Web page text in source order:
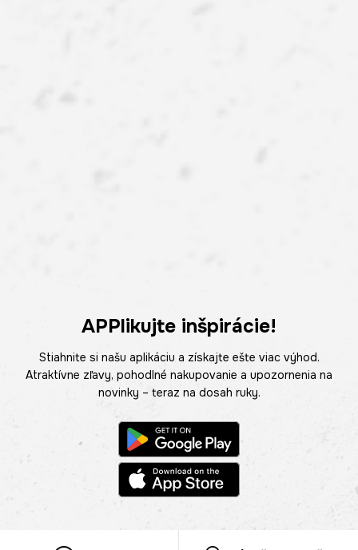
APPlikujte inšpirácie!
Stiahnite si našu aplikáciu a získajte ešte viac výhod.
Atraktívne zľavy, pohodlné nakupovanie a upozornenia na
novinky – teraz na dosah ruky.